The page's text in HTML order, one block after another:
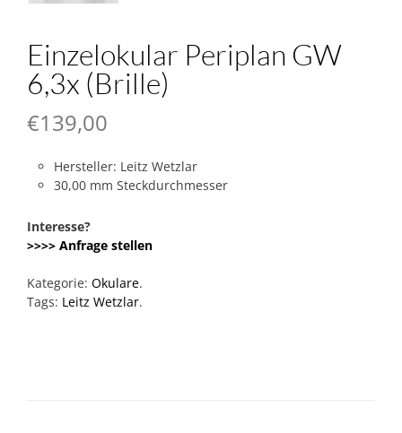
Einzelokular Periplan GW
6,3x (Brille)
€139,00
Hersteller: Leitz Wetzlar
30,00 mm Steckdurchmesser
Interesse?
>>>> Anfrage stellen
Kategorie: Okulare.
Tags: Leitz Wetzlar.